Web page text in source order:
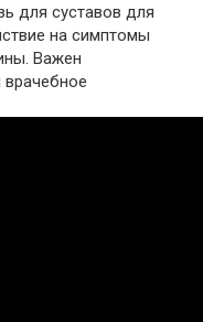
для суставов для
на симптомы
Важен